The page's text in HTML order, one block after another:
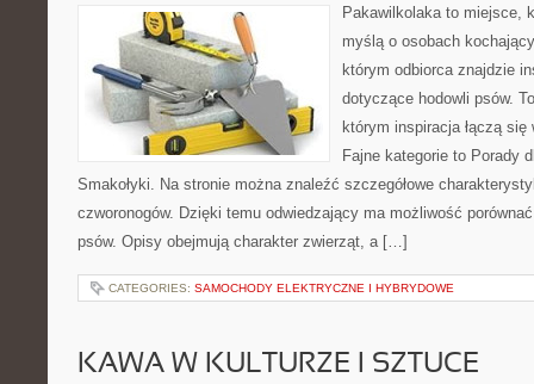
Pakawilkolaka to miejsce,
myślą o osobach
którym odbiorca znajdzie
dotyczące hodowli psów.
którym inspiracja łączą
Fajne kategorie to Porady
Smakołyki. Na stronie można znaleźć szczegółowe
czworonogów. Dzięki temu odwiedzający ma możliwość
psów. Opisy obejmują charakter zwierząt, a […]
CATEGORIES: SAMOCHODY ELEKTRYCZNE I HYBRYDOWE
KAWA W KULTURZE I SZTUCE